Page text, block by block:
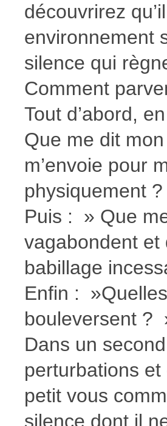
découvrirez
environnement
silence qui
Comment
Tout d’abord,
Que me dit
m’envoie pour
physiquement
Puis : » Que
vagabondent et
babillage
Enfin :
bouleversent ?
Dans un
perturbations
petit vous
silence dont il